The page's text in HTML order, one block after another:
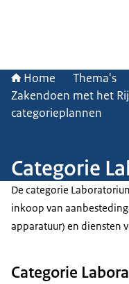
Home Thema's
Zakendoen met het
categorieplannen
Categorie
De categorie
inkoop van
apparatuur) en diensten
Categorie